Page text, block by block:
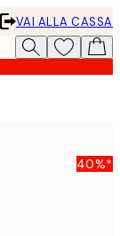
VAI ALLA CASSA
40%*